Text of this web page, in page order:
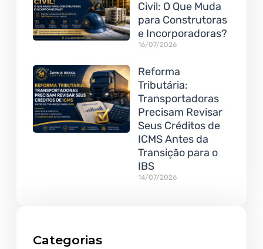
Civil: O Que Muda
para Construtoras
e Incorporadoras?
16/07/2026
Reforma
Tributária:
Transportadoras
Precisam Revisar
Seus Créditos de
ICMS Antes da
Transição para o
IBS
14/07/2026
Categorias